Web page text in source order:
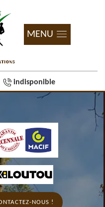
MENU
indisponible
NOUS !